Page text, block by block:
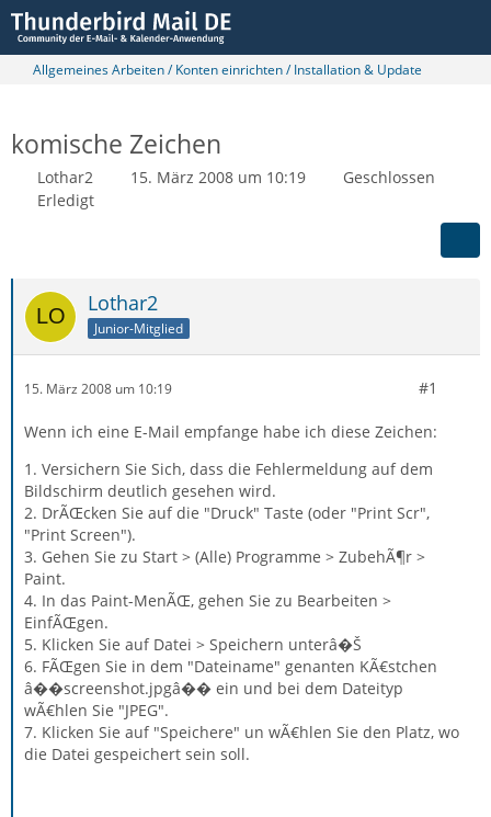
Allgemeines Arbeiten / Konten einrichten / Installation & Update
komische Zeichen
Lothar2 15. März 2008 um 10:19
Geschlossen
Erledigt
Lothar2
Junior-Mitglied
15. März 2008 um 10:19 #1
Wenn ich eine E-Mail empfange habe ich diese Zeichen:
1. Versichern Sie Sich, dass die Fehlermeldung auf dem
Bildschirm deutlich gesehen wird.
2. DrÃŒcken Sie auf die "Druck" Taste (oder "Print Scr",
"Print Screen").
3. Gehen Sie zu Start > (Alle) Programme > ZubehÃ¶r >
Paint.
4. In das Paint-MenÃŒ, gehen Sie zu Bearbeiten >
EinfÃŒgen.
5. Klicken Sie auf Datei > Speichern unterâ�Š
6. FÃŒgen Sie in dem "Dateiname" genanten KÃ€stchen
â��screenshot.jpgâ�� ein und bei dem Dateityp
wÃ€hlen Sie "JPEG".
7. Klicken Sie auf "Speichere" un wÃ€hlen Sie den Platz, wo
die Datei gespeichert sein soll.